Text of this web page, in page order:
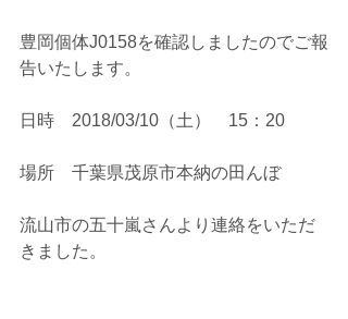
豊岡個体J0158を確認しましたのでご報
告いたします。
日時　2018/03/10（土）　15：20
場所　千葉県茂原市本納の田んぼ
流山市の五十嵐さんより連絡をいただ
きました。